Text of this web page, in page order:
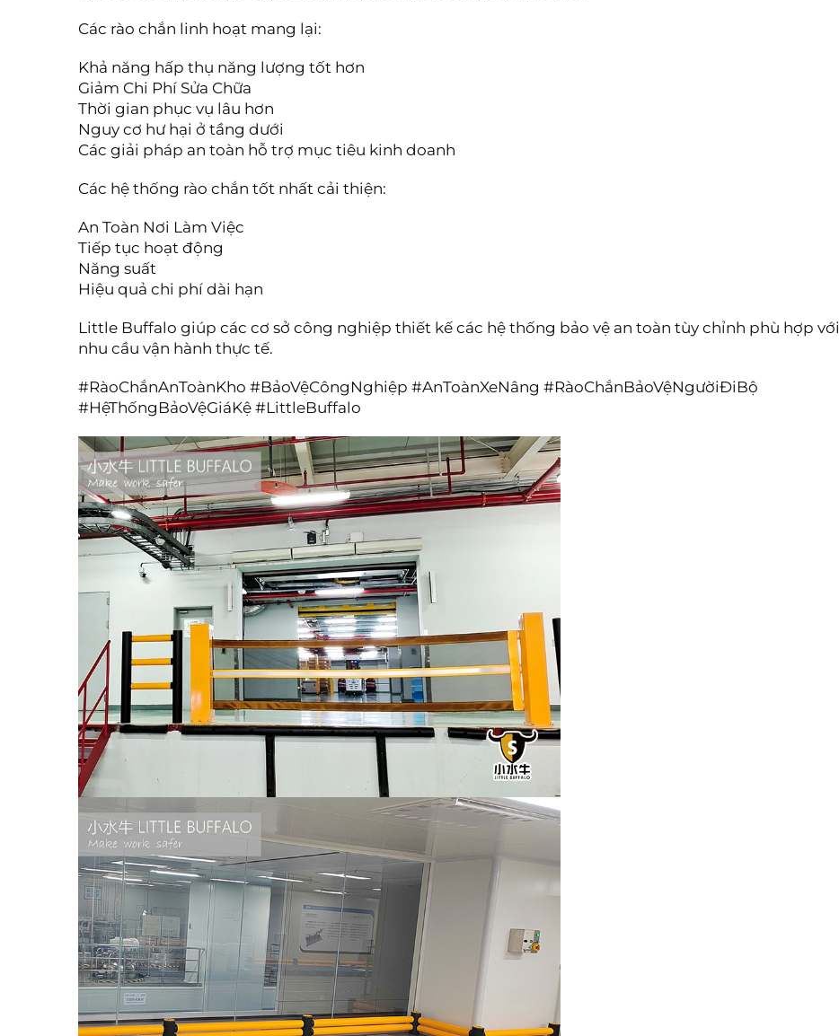
Các rào chắn linh hoạt mang lại:
Khả năng hấp thụ năng lượng tốt hơn
Giảm Chi Phí Sửa Chữa
Thời gian phục vụ lâu hơn
Nguy cơ hư hại ở tầng dưới
Các giải pháp an toàn hỗ trợ mục tiêu kinh doanh
Các hệ thống rào chắn tốt nhất cải thiện:
An Toàn Nơi Làm Việc
Tiếp tục hoạt động
Năng suất
Hiệu quả chi phí dài hạn
Little Buffalo giúp các cơ sở công nghiệp thiết kế các hệ thống bảo vệ an toàn tùy chỉnh phù hợp với
nhu cầu vận hành thực tế.
#RàoChắnAnToànKho #BảoVệCôngNghiệp #AnToànXeNâng #RàoChắnBảoVệNgườiĐiBộ
#HệThốngBảoVệGiáKệ #LittleBuffalo